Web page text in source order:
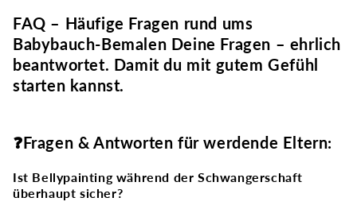
FAQ – Häufige Fragen rund ums
Babybauch-Bemalen Deine Fragen – ehrlich
beantwortet. Damit du mit gutem Gefühl
starten kannst.
❓Fragen & Antworten für werdende Eltern:
Ist Bellypainting während der Schwangerschaft
überhaupt sicher?